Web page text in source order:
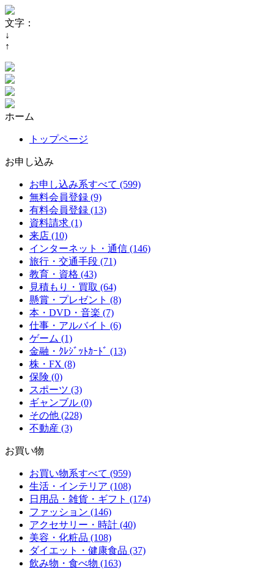
文字：
↓
↑
ホーム
トップページ
お申し込み
お申し込み系すべて (599)
無料会員登録 (9)
有料会員登録 (13)
資料請求 (1)
来店 (10)
インターネット・通信 (146)
旅行・交通手段 (71)
教育・資格 (43)
見積もり・買取 (64)
懸賞・プレゼント (8)
本・DVD・音楽 (7)
仕事・アルバイト (6)
ゲーム (1)
金融・ｸﾚｼﾞｯﾄｶｰﾄﾞ (13)
株・FX (8)
保険 (0)
スポーツ (3)
ギャンブル (0)
その他 (228)
不動産 (3)
お買い物
お買い物系すべて (959)
生活・インテリア (108)
日用品・雑貨・ギフト (174)
ファッション (146)
アクセサリー・時計 (40)
美容・化粧品 (108)
ダイエット・健康食品 (37)
飲み物・食べ物 (163)